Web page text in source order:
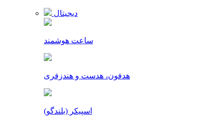
دیجیتال
ساعت هوشمند
هدفون، هدست و هندزفری
اسپیکر (بلندگو)